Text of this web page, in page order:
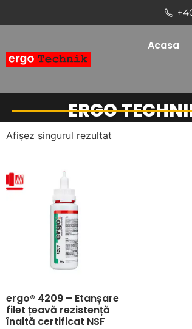
Acasa
ERGO
Afișez singurul rezultat
ergo® 4209 – Etanșare
filet țeavă rezistență
înaltă certificat NSF